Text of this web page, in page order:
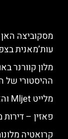
עות’מאנית
ההיסטורי של
מלייט Mljet והאיים הסמוכים – מלונות מומלצים
פאזין –
קרואטיה